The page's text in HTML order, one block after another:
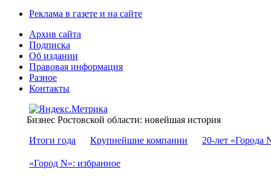
Реклама в газете и на сайте
Архив сайта
Подписка
Об издании
Правовая информация
Разное
Контакты
Бизнес Ростовской области: новейшая история
Итоги года
Крупнейшие компании 20-лет «Города
«Город N»: избранное